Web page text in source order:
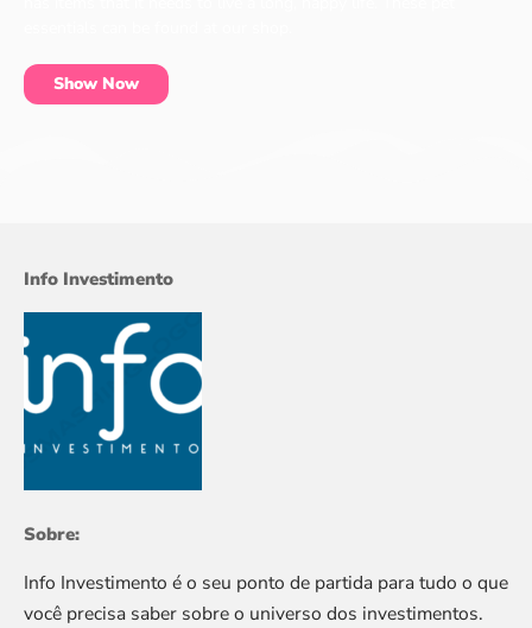
Show Now
Info Investimento
Sobre:
Info Investimento é o seu ponto de partida para tudo o que
você precisa saber sobre o universo dos investimentos.